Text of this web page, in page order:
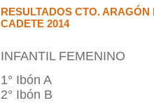
RESULTADOS CTO.
CADETE 2014
INFANTIL FEMENINO
1° Ibón A
2° Ibón B